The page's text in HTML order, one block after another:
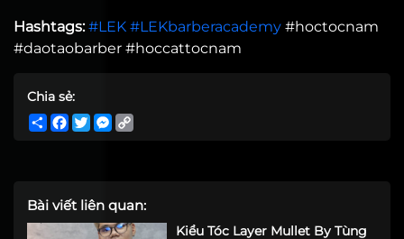
Hashtags: #LEK #LEKbarberacademy #hoctocnam
#daotaobarber #hoccattocnam
Chia sẻ:
ShareFacebook
TwitterMessenger
Bài viết liên quan:
Kiểu Tóc Layer Mullet By Tùng